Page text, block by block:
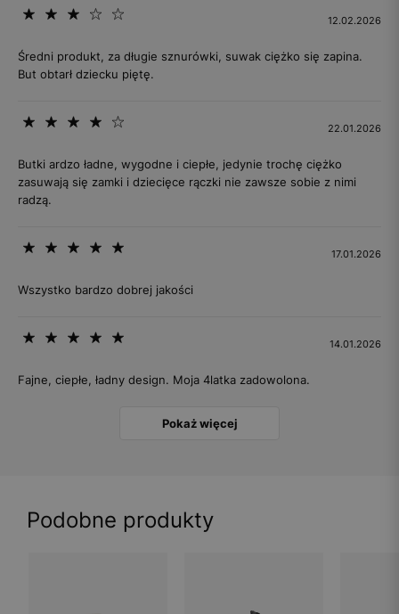
12.02.2026
Średni produkt, za długie sznurówki, suwak ciężko się zapina.
But obtarł dziecku piętę.
22.01.2026
Butki ardzo ładne, wygodne i ciepłe, jedynie trochę ciężko
zasuwają się zamki i dziecięce rączki nie zawsze sobie z nimi
radzą.
17.01.2026
Wszystko bardzo dobrej jakości
14.01.2026
Fajne, ciepłe, ładny design. Moja 4latka zadowolona.
Pokaż więcej
Podobne produkty